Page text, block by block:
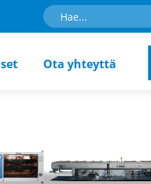
Ota yhteyttä